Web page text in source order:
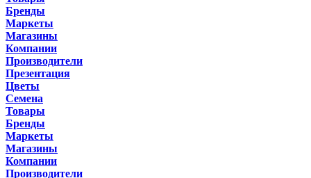
Бренды
Маркеты
Магазины
Компании
Производители
Презентация
Цветы
Семена
Товары
Бренды
Маркеты
Магазины
Компании
Производители